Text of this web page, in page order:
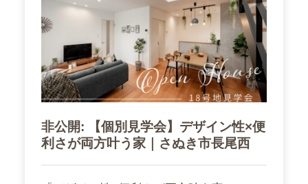
非公開: 【個別見学会】デザイン性×便
利さが両方叶う家｜さぬき市長尾西